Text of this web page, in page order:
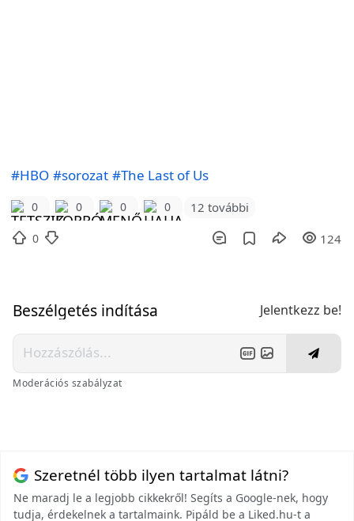
#HBO #sorozat #The Last of Us
0 0 0 0 12 további
0 124
Beszélgetés indítása Jelentkezz be!
Moderációs szabályzat
Szeretnél több ilyen tartalmat látni?
Ne maradj le a legjobb cikkekről! Segíts a Google-nek, hogy
tudja, érdekelnek a tartalmaink. Pipáld be a Liked.hu-t a